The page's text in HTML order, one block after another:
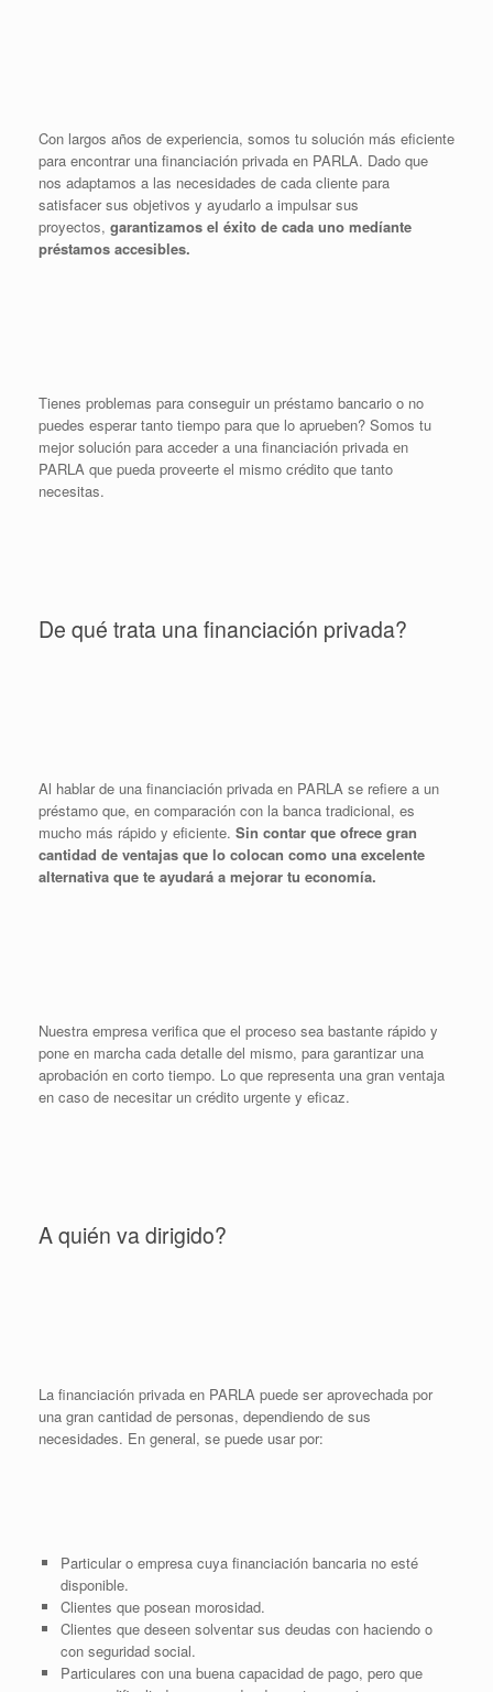
Con largos años de experiencia, somos tu solución más eficiente
para encontrar una financiación privada en PARLA. Dado que
nos adaptamos a las necesidades de cada cliente para
satisfacer sus objetivos y ayudarlo a impulsar sus
proyectos, garantizamos el éxito de cada uno medíante
préstamos accesibles.
Tienes problemas para conseguir un préstamo bancario o no
puedes esperar tanto tiempo para que lo aprueben? Somos tu
mejor solución para acceder a una financiación privada en
PARLA que pueda proveerte el mismo crédito que tanto
necesitas.
De qué trata una financiación privada?
Al hablar de una financiación privada en PARLA se refiere a un
préstamo que, en comparación con la banca tradicional, es
mucho más rápido y eficiente. Sin contar que ofrece gran
cantidad de ventajas que lo colocan como una excelente
alternativa que te ayudará a mejorar tu economía.
Nuestra empresa verifica que el proceso sea bastante rápido y
pone en marcha cada detalle del mismo, para garantizar una
aprobación en corto tiempo. Lo que representa una gran ventaja
en caso de necesitar un crédito urgente y eficaz.
A quién va dirigido?
La financiación privada en PARLA puede ser aprovechada por
una gran cantidad de personas, dependiendo de sus
necesidades. En general, se puede usar por:
Particular o empresa cuya financiación bancaria no esté
disponible.
Clientes que posean morosidad.
Clientes que deseen solventar sus deudas con haciendo o
con seguridad social.
Particulares con una buena capacidad de pago, pero que